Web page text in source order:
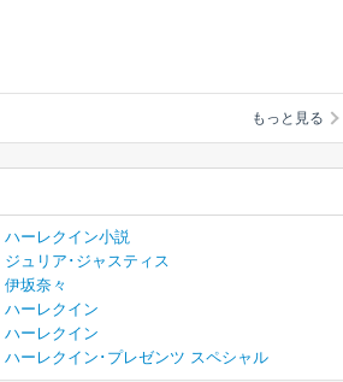
もっと見る
ハーレクイン小説
ジュリア･ジャスティス
伊坂奈々
ハーレクイン
ハーレクイン
ハーレクイン･プレゼンツ スペシャル